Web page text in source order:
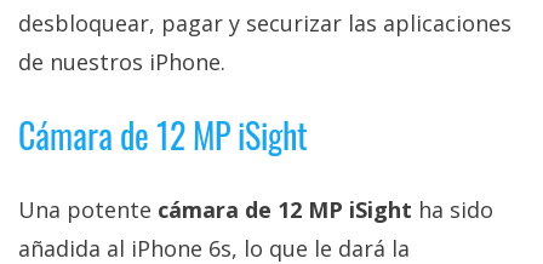
desbloquear, pagar y securizar las aplicaciones
de nuestros iPhone.
Cámara de 12 MP iSight
Una potente cámara de 12 MP iSight ha sido
añadida al iPhone 6s, lo que le dará la